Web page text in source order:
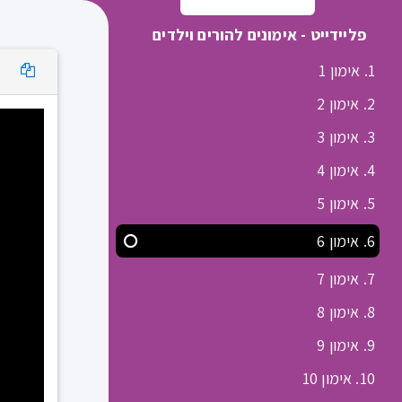
פליידייט - אימונים להורים וילדים
1. אימון 1
2. אימון 2
3. אימון 3
4. אימון 4
5. אימון 5
6. אימון 6
7. אימון 7
8. אימון 8
9. אימון 9
10. אימון 10